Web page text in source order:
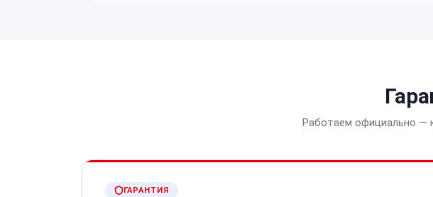
Работаем официально —
ГАРАНТИЯ